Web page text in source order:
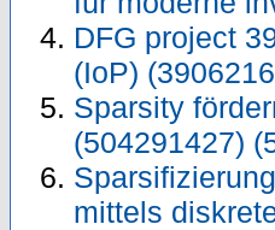
DFG project
(IoP)
Sparsity
(504291427)
mittels